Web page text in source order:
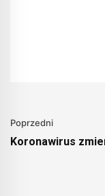
Poprzedni
Koronawirus